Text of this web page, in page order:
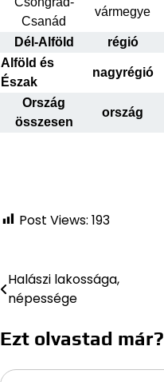
Csanád
vármegye
Dél-Alföld régió
Alföld és
Észak
nagyrégió
Ország
összesen
ország
Post Views: 193
Bejegyzés
navigáció
Halászi lakossága,
népessége
Ezt olvastad már?